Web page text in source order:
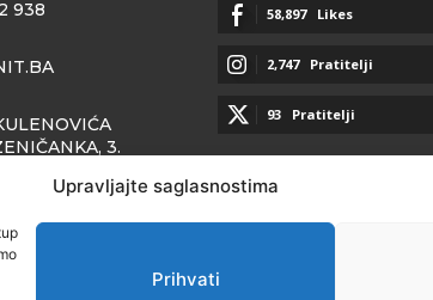
Upravljajte saglasnostima
Prihvati
938
3.
58,897 Likes
2,747 Pratitelji
93 Pratitelji